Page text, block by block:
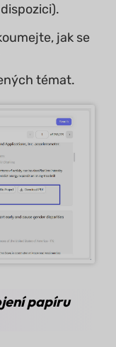
jak se
témat.
papíru